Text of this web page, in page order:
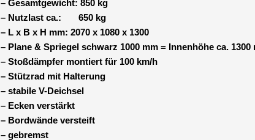
– Gesamtgewicht: 850 kg
– Nutzlast ca.: 650 kg
– L x B x H mm: 2070 x 1080 x 1300
– Plane & Spriegel schwarz 1000 mm = Innenhöhe ca. 1300
– Stoßdämpfer montiert für 100 km/h
– Stützrad mit Halterung
– stabile V-Deichsel
– Ecken verstärkt
– Bordwände versteift
– gebremst